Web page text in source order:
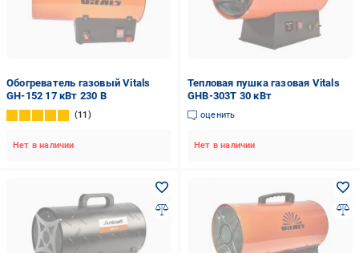
Обогреватель газовый Vitals
GH-152 17 кВт 230 В
11
Нет в наличии
Тепловая пушка газовая Vitals
GHB-303Т 30 кВт
оценить
Нет в наличии